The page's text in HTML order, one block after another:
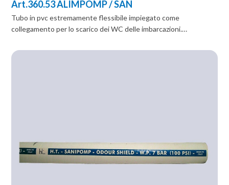
Art.360.53 ALIMPOMP / SAN
Tubo in pvc estremamente flessibile impiegato come
collegamento per lo scarico dei WC delle imbarcazioni.…